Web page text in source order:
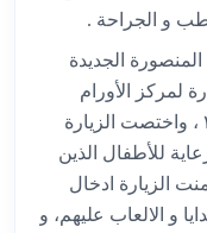
و الجراحة .
الجديدة
لمركز الأورام
بجامعة المنصورة يوم ٢١ مارس ٢٠٢٤ ، واختصت الزيارة
للأطفال الذين
الزيارة ادخال
و الالعاب عليهم، و